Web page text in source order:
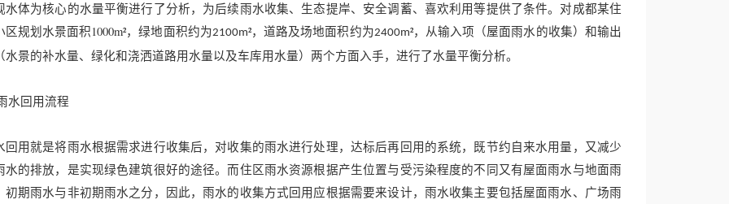
水体为核心的水量平衡进行了分析，为后续雨水收集、生态提岸、安全调蓄、喜欢利用等提供了条件。对成都某住
区规划水景面积1000m²，绿地面积约为2100m²，道路及场地面积约为2400m²，从输入项（屋面雨水的收集）和输出
水景的补水量、绿化和浇洒道路用水量以及车库用水量）两个方面入手，进行了水量平衡分析。
水回用流程
回用就是将雨水根据需求进行收集后，对收集的雨水进行处理，达标后再回用的系统，既节约自来水用量，又减少
水的排放，是实现绿色建筑很好的途径。而住区雨水资源根据产生位置与受污染程度的不同又有屋面雨水与地面雨
初期雨水与非初期雨水之分，因此，雨水的收集方式回用应根据需要来设计，雨水收集主要包括屋面雨水、广场雨